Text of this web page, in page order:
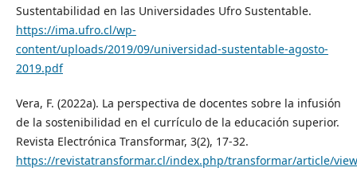
Sustentabilidad en las Universidades Ufro Sustentable.
https://ima.ufro.cl/wp-
content/uploads/2019/09/universidad-sustentable-agosto-
2019.pdf
Vera, F. (2022a). La perspectiva de docentes sobre la infusión
de la sostenibilidad en el currículo de la educación superior.
Revista Electrónica Transformar, 3(2), 17-32.
https://revistatransformar.cl/index.php/transformar/article/